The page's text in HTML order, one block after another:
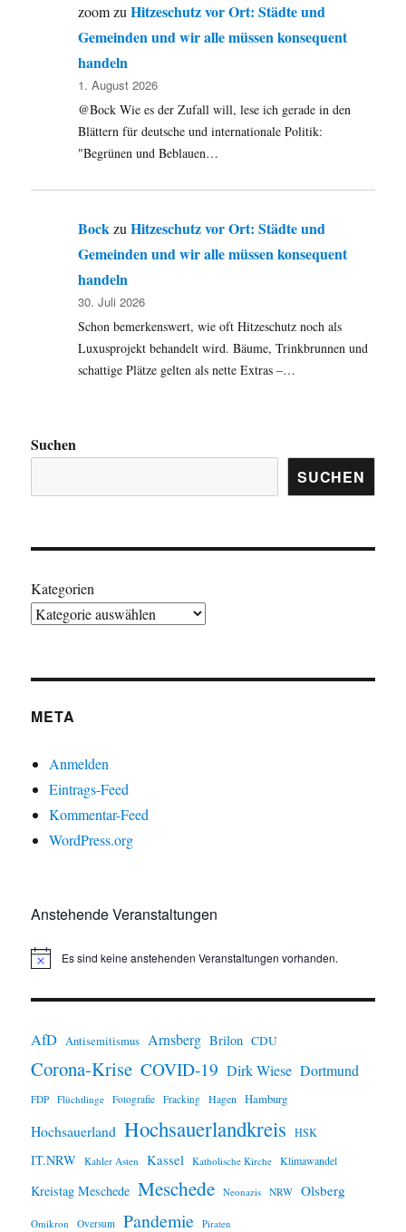
zoomzuHitzeschutz vor Ort: Städte und
Gemeinden und wir alle müssen konsequent
handeln
1. August 2026
@Bock Wie es der Zufall will, lese ich gerade in den
Blättern für deutsche und internationale Politik:
"Begrünen und Beblauen…
BockzuHitzeschutz vor Ort: Städte und
Gemeinden und wir alle müssen konsequent
handeln
30. Juli 2026
Schon bemerkenswert, wie oft Hitzeschutz noch als
Luxusprojekt behandelt wird. Bäume, Trinkbrunnen und
schattige Plätze gelten als nette Extras –…
Suchen
SUCHEN
Kategorien
META
Anmelden
Eintrags-Feed
Kommentar-Feed
WordPress.org
Anstehende Veranstaltungen
H
Es sind keine anstehenden Veranstaltungen vorhanden.
AfD Antisemitismus Arnsberg Brilon CDU
Corona-Krise COVID-19 Dirk Wiese Dortmund
FDP Flüchtlinge Fotografie Fracking Hagen Hamburg
Hochsauerland Hochsauerlandkreis HSK
IT.NRW Kahler Asten Kassel Katholische Kirche Klimawandel
Kreistag Meschede Meschede Neonazis NRW Olsberg
Omikron Oversum Pandemie Piraten